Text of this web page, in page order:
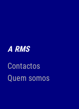
A RMS
Contactos
Quem somos